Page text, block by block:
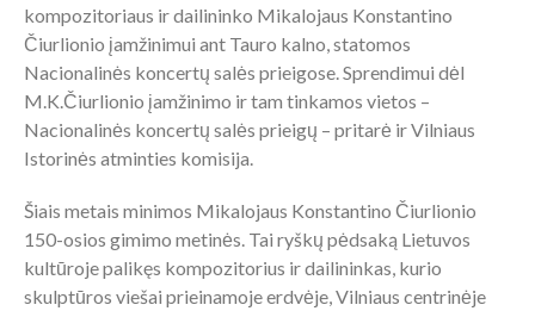
kompozitoriaus ir dailininko Mikalojaus Konstantino
Čiurlionio įamžinimui ant Tauro kalno, statomos
Nacionalinės koncertų salės prieigose. Sprendimui dėl
M.K.Čiurlionio įamžinimo ir tam tinkamos vietos –
Nacionalinės koncertų salės prieigų – pritarė ir Vilniaus
Istorinės atminties komisija.
Šiais metais minimos Mikalojaus Konstantino Čiurlionio
150-osios gimimo metinės. Tai ryškų pėdsaką Lietuvos
kultūroje palikęs kompozitorius ir dailininkas, kurio
skulptūros viešai prieinamoje erdvėje, Vilniaus centrinėje